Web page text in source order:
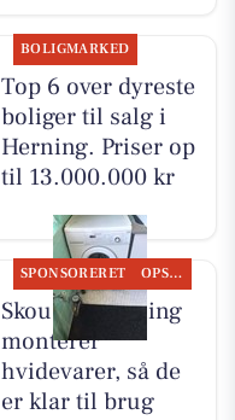
BOLIGMARKED
Top 6 over dyreste
boliger til salg i
Herning. Priser op
til 13.000.000 kr
SPONSORERET OPSLAGSTAVLEN
Skousen Herning
monterer
hvidevarer, så de
er klar til brug